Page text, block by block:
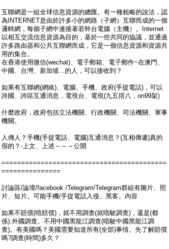
互聯網是一組全球信息資源的總匯。有一種粗略的說法，認
為INTERNET是由於許多小的網路（子網）互聯而成的一個
邏輯網，每個子網中連接著若幹台電腦（主機）。Internet
以相互交流信息資源為目的，基於一些共同的協議，並通過
許多路由器和公共互聯網而成，它是一個信息資源和資源共
用的集合。
在香港使用微信(wechat)、電子郵箱、電子郵件~在澳門、
中國、台灣、新加坡...的人，可以接收到？
如果有互聯網(網絡)、電腦、手機、政府(手提電話)，可以
誇國、誇區互通消息，電視台、電視(九五撘八，on99架)
什麼政府，政府包括立法機關、行政機關、司法機關、軍事
機關。
人傳人？手機(手提電話、電腦)互通消息？(互相傳遞)真的
假的？-上文、上述～～～公開
==========================================
===============
討論區/論壇/facebook /Telegram/Telegram群組有圖片、照
片、短片。可能手機/手提電話入侵、黑客。內容
如果不賠償(唔賠償)，就不用調查(就唔駛調查)，還是(都
係).外國調查。不用中國黑龍江調查(唔駛中國黑龍江調
查)。有美國嗎？美國需要知道所有(全部)事情。先了解賠償
嗎?調查(時間)多久？